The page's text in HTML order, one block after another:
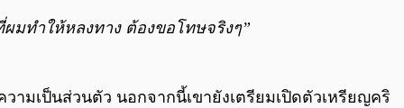
มทำให้หลงทาง ต้องขอโทษจริงๆ”
มเป็นส่วนตัว นอกจากนี้เขายังเตรียมเปิดตัวเหรียญคริ